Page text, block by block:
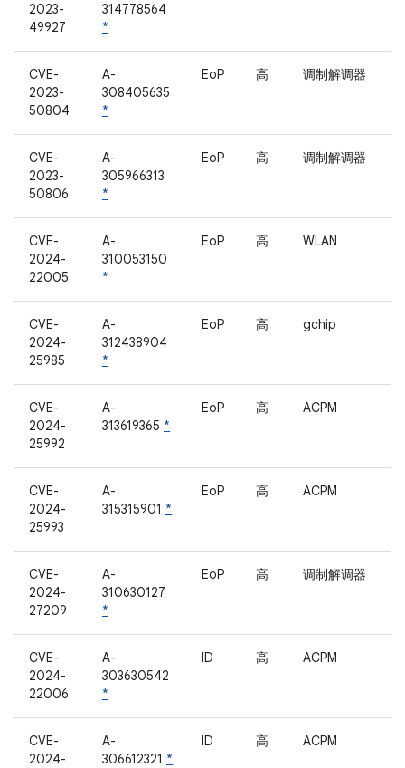
2023-
49927
314778564
*
CVE-
2023-
50804
A-
308405635
*
EoP 高 调制解调器
CVE-
2023-
50806
A-
305966313
*
EoP 高 调制解调器
CVE-
2024-
22005
A-
310053150
*
EoP 高 WLAN
CVE-
2024-
25985
A-
312438904
*
EoP 高 gchip
CVE-
2024-
25992
A-
313619365 *
EoP 高 ACPM
CVE-
2024-
25993
A-
315315901 *
EoP 高 ACPM
CVE-
2024-
27209
A-
310630127
*
EoP 高 调制解调器
CVE-
2024-
22006
A-
303630542
*
ID 高 ACPM
CVE-
2024-
A-
306612321 *
ID 高 ACPM